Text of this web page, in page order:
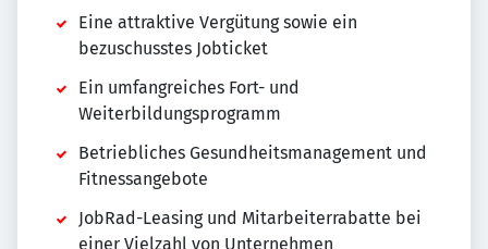
Eine attraktive Vergütung sowie ein
bezuschusstes Jobticket
Ein umfangreiches Fort- und
Weiterbildungsprogramm
Betriebliches Gesundheitsmanagement und
Fitnessangebote
JobRad-Leasing und Mitarbeiterrabatte bei
einer Vielzahl von Unternehmen